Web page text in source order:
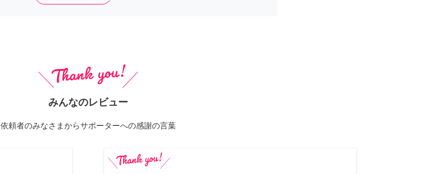
みんなのレビュー
依頼者のみなさまからサポーターへの感謝の言葉